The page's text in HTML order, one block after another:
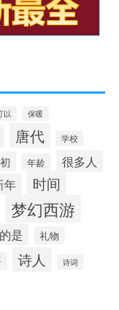
以 保暖
唐代 学校
年龄 很多人
年 时间
梦幻西游
的是 礼物
诗人 诗词